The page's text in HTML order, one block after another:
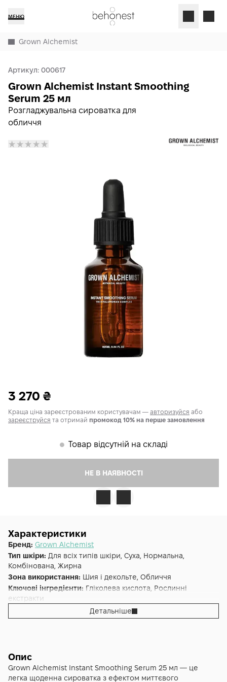
МЕНЮ
Grown Alchemist
Артикул: 000617
Розгладжувальна сироватка для
обличчя
Grown Alchemist Instant Smoothing
Serum 25 мл
3 270 ₴
Краща ціна зареєстрованим користувачам — авторизуйся або
зареєструйся та отримай промокод 10% на перше замовлення
𒊹 Товар відсутній на складі
НЕ В НАЯВНОСТІ
Характеристики
Бренд: Grown Alchemist
Тип шкіри: Для всіх типів шкіри, Суха, Нормальна,
Комбінована, Жирна
Зона використання: Шия і декольте, Обличчя
Ключові інгредієнти: Гліколева кислота, Рослинні
екстракти
Розгладження
Додаткові властивості:Cruelty-free
Альтернативна назва:
миттєвої дії Тригіалуроновий комплекс 25 мл - GA Instant
Smoothing Serum: Tri-Hyaluronan Complex
Детальніше
Опис
Grown Alchemist Instant Smoothing Serum 25 мл — це
легка щоденна сироватка з ефектом миттєвого